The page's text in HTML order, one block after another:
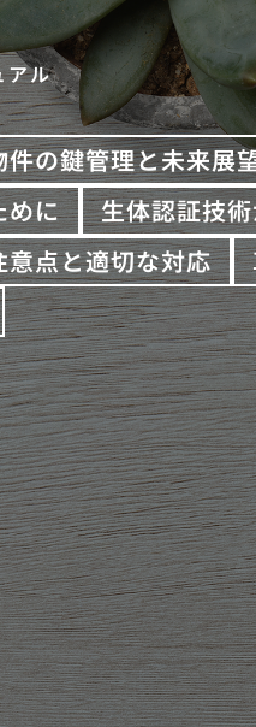
アル
の鍵管理と未来展
めに
生体認証技
点と適切な対応